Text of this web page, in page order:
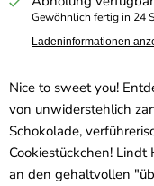
Gewöhnlich fertig in 24
Ladeninformationen
Nice to sweet you!
von unwiderstehlich
Schokolade,
Cookiestückchen! Lindt
an den gehaltvollen